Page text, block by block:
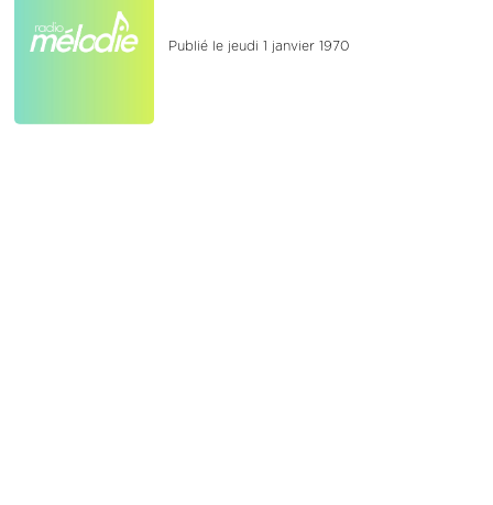
Publié le jeudi 1 janvier 1970